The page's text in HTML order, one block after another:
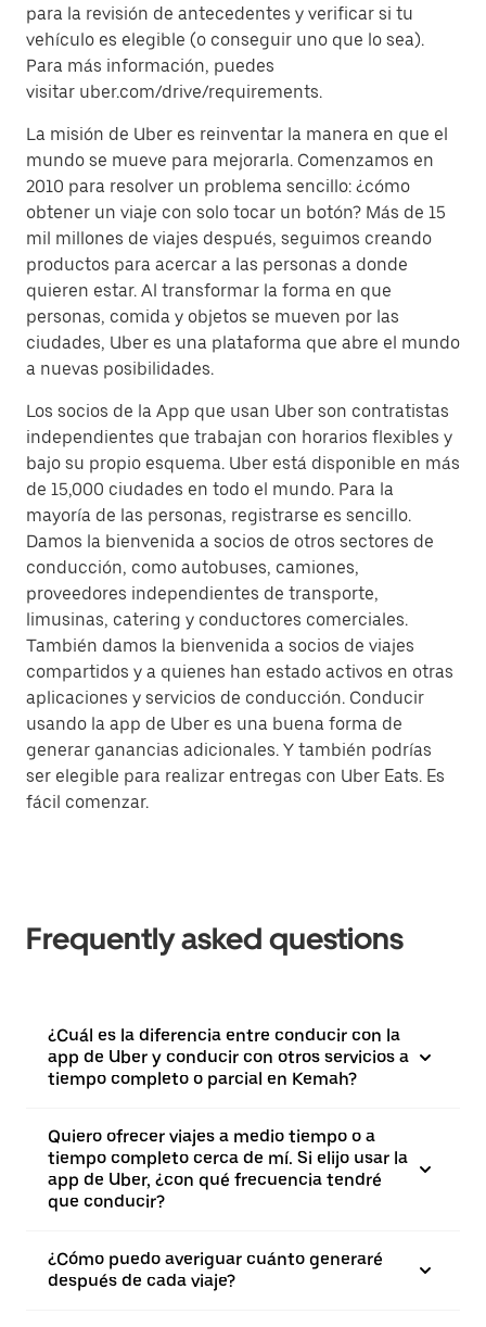
para la revisión de antecedentes y verificar si tu
vehículo es elegible (o conseguir uno que lo sea).
Para más información, puedes
visitar uber.com/drive/requirements.
La misión de Uber es reinventar la manera en que el
mundo se mueve para mejorarla. Comenzamos en
2010 para resolver un problema sencillo: ¿cómo
obtener un viaje con solo tocar un botón? Más de 15
mil millones de viajes después, seguimos creando
productos para acercar a las personas a donde
quieren estar. Al transformar la forma en que
personas, comida y objetos se mueven por las
ciudades, Uber es una plataforma que abre el mundo
a nuevas posibilidades.
Los socios de la App que usan Uber son contratistas
independientes que trabajan con horarios flexibles y
bajo su propio esquema. Uber está disponible en más
de 15,000 ciudades en todo el mundo. Para la
mayoría de las personas, registrarse es sencillo.
Damos la bienvenida a socios de otros sectores de
conducción, como autobuses, camiones,
proveedores independientes de transporte,
limusinas, catering y conductores comerciales.
También damos la bienvenida a socios de viajes
compartidos y a quienes han estado activos en otras
aplicaciones y servicios de conducción. Conducir
usando la app de Uber es una buena forma de
generar ganancias adicionales. Y también podrías
ser elegible para realizar entregas con Uber Eats. Es
fácil comenzar.
Frequently asked questions
¿Cuál es la diferencia entre conducir con la
app de Uber y conducir con otros servicios a
tiempo completo o parcial en Kemah?
Quiero ofrecer viajes a medio tiempo o a
tiempo completo cerca de mí. Si elijo usar la
app de Uber, ¿con qué frecuencia tendré
que conducir?
¿Cómo puedo averiguar cuánto generaré
después de cada viaje?